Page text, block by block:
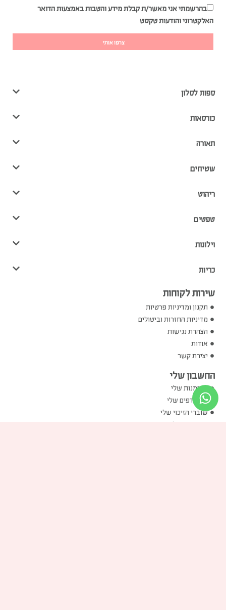
בהרשמתי אני מאשר/ת קבלת מידע והטבות באמצעות הדואר
האלקטרוני והודעות טקסט
צרפו אותי
ספות לסלון
כורסאות
תאורה
שטיחים
ריהוט
טפטים
וילונות
כריות
שירות לקוחות
תקנון ומדיניות פרטיות
מדיניות החזרות וביטולים
הצהרת נגישות
אודות
יצירת קשר
החשבון שלי
ההזמנות שלי
המועדפים שלי
שוברי הזיכוי שלי
הכתובות שלי